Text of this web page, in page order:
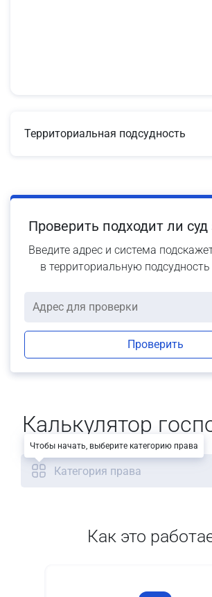
Территориальная подсудность
Проверить подходит ли
Введите адрес и система
в территориальную подсудность
Проверить
Калькулятор
Категория права
Как это
Чтобы начать, выберите категорию права